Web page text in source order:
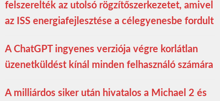
felszerelték az utolsó rögzítőszerkezetet, amivel
az ISS energiafejlesztése a célegyenesbe fordult
A ChatGPT ingyenes verziója végre korlátlan
üzenetküldést kínál minden felhasználó számára
A milliárdos siker után hivatalos a Michael 2 és